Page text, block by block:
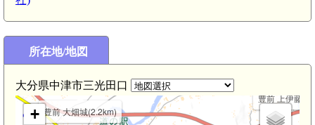
所在地/地図
大分県中津市三光田口
豊前 大畑城(2.2km)
豊前 上伊藤田
+